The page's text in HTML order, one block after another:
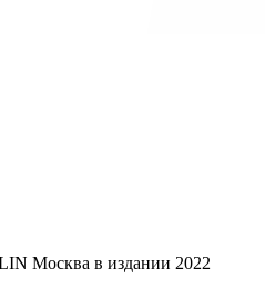
Москва в издании 2022